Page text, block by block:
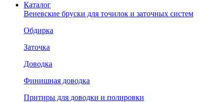
Каталог
Веневские бруски для точилок и заточных систем
Обдирка
Заточка
Доводка
Финишная доводка
Притиры для доводки и полировки